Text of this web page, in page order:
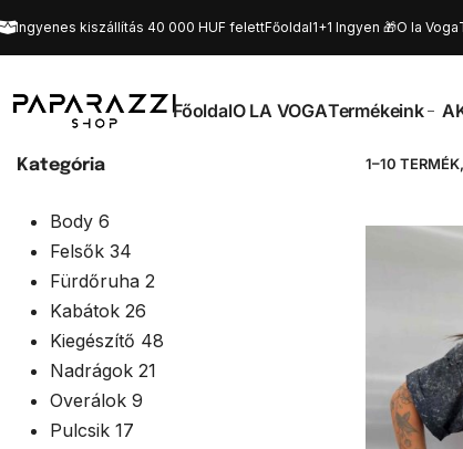
Ingyenes kiszállítás 40 000 HUF felettFőoldal1+1 Ingyen 🎁O la Voga
FőoldalO LA VOGATermékeink
Kategória
Body 6
Felsők 34
Fürdőruha 2
Kabátok 26
Kiegészítő 48
Nadrágok 21
Overálok 9
Pulcsik 17
1–10